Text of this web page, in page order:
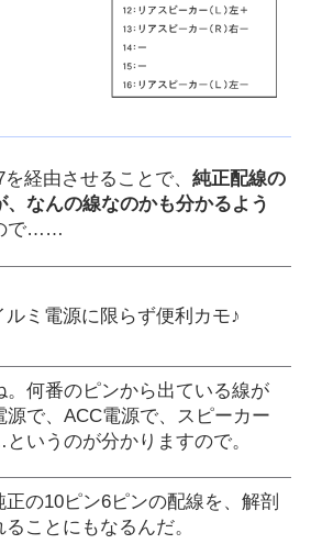
を経由させることで、 純正配線の
、なんの線なのかも分かるよう
で……
ルミ電源に限らず便利カモ♪
。何番のピンから出ている線が
源で、ACC電源で、スピーカー
いうのが分かりますので。
正の10ピン6ピンの配線を、解剖
ることにもなるんだ。